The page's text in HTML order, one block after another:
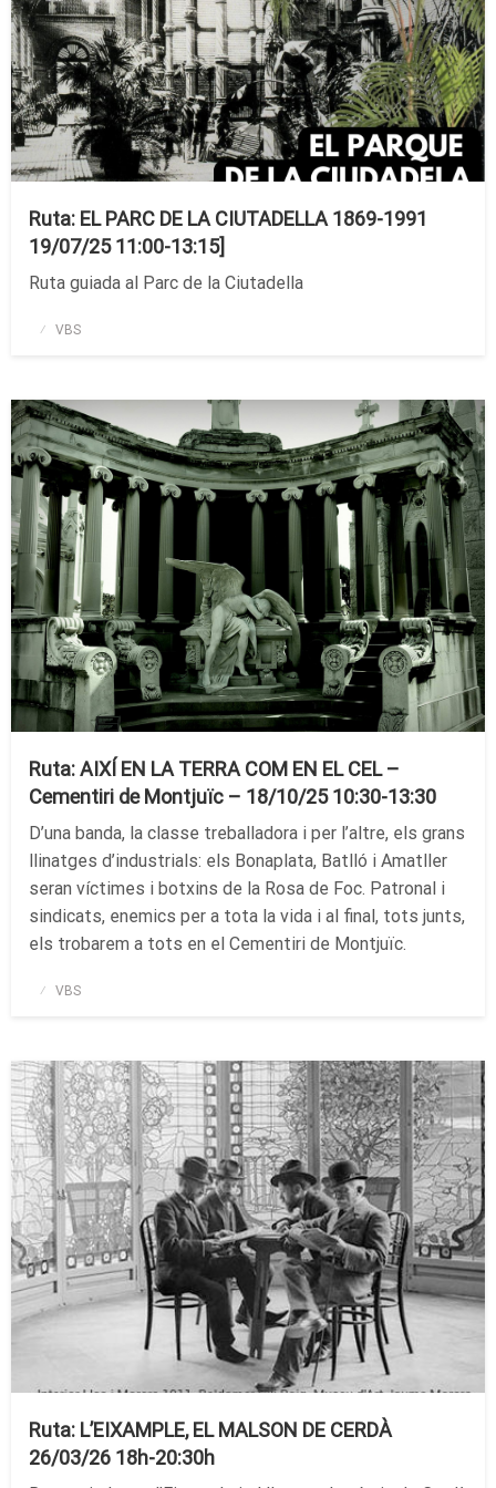
Ruta: EL PARC DE LA CIUTADELLA 1869-1991
19/07/25 11:00-13:15]
Ruta guiada al Parc de la Ciutadella
Publicado
VBS
Ruta: AIXÍ EN LA TERRA COM EN EL CEL –
Cementiri de Montjuïc – 18/10/25 10:30-13:30
D’una banda, la classe treballadora i per l’altre, els grans
llinatges d’industrials: els Bonaplata, Batlló i Amatller
seran víctimes i botxins de la Rosa de Foc. Patronal i
sindicats, enemics per a tota la vida i al final, tots junts,
els trobarem a tots en el Cementiri de Montjuïc.
Publicado
VBS
Ruta: L’EIXAMPLE, EL MALSON DE CERDÀ
26/03/26 18h-20:30h